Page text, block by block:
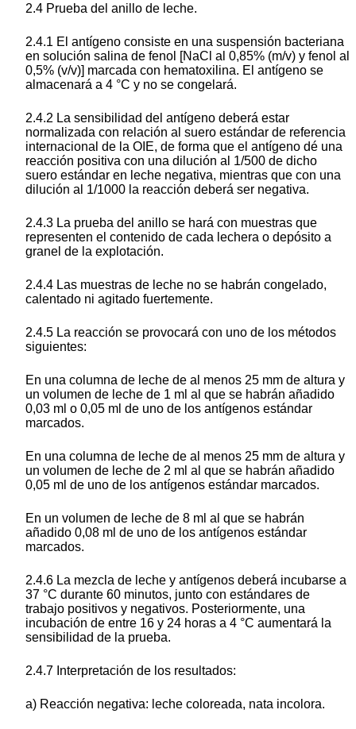
2.4 Prueba del anillo de leche.
2.4.1 El antígeno consiste en una suspensión bacteriana
en solución salina de fenol [NaCl al 0,85% (m/v) y fenol al
0,5% (v/v)] marcada con hematoxilina. El antígeno se
almacenará a 4 °C y no se congelará.
2.4.2 La sensibilidad del antígeno deberá estar
normalizada con relación al suero estándar de referencia
internacional de la OIE, de forma que el antígeno dé una
reacción positiva con una dilución al 1/500 de dicho
suero estándar en leche negativa, mientras que con una
dilución al 1/1000 la reacción deberá ser negativa.
2.4.3 La prueba del anillo se hará con muestras que
representen el contenido de cada lechera o depósito a
granel de la explotación.
2.4.4 Las muestras de leche no se habrán congelado,
calentado ni agitado fuertemente.
2.4.5 La reacción se provocará con uno de los métodos
siguientes:
En una columna de leche de al menos 25 mm de altura y
un volumen de leche de 1 ml al que se habrán añadido
0,03 ml o 0,05 ml de uno de los antígenos estándar
marcados.
En una columna de leche de al menos 25 mm de altura y
un volumen de leche de 2 ml al que se habrán añadido
0,05 ml de uno de los antígenos estándar marcados.
En un volumen de leche de 8 ml al que se habrán
añadido 0,08 ml de uno de los antígenos estándar
marcados.
2.4.6 La mezcla de leche y antígenos deberá incubarse a
37 °C durante 60 minutos, junto con estándares de
trabajo positivos y negativos. Posteriormente, una
incubación de entre 16 y 24 horas a 4 °C aumentará la
sensibilidad de la prueba.
2.4.7 Interpretación de los resultados:
a) Reacción negativa: leche coloreada, nata incolora.